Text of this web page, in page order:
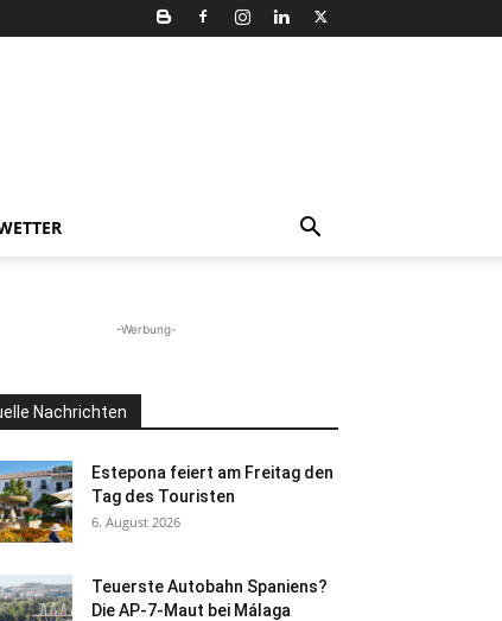
-Werbung-
Nachrichten
Estepona feiert am Freitag den
Tag des Touristen
6. August 2026
Teuerste Autobahn Spaniens?
Die AP-7-Maut bei Málaga